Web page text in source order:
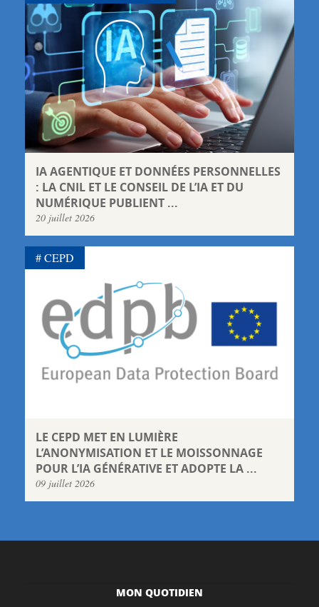
IA AGENTIQUE ET DONNÉES PERSONNELLES
: LA CNIL ET LE CONSEIL DE L’IA ET DU
NUMÉRIQUE PUBLIENT ...
20 juillet 2026
LE CEPD MET EN LUMIÈRE
L’ANONYMISATION ET LE MOISSONNAGE
POUR L’IA GÉNÉRATIVE ET ADOPTE LA ...
09 juillet 2026
CEPD
MON QUOTIDIEN